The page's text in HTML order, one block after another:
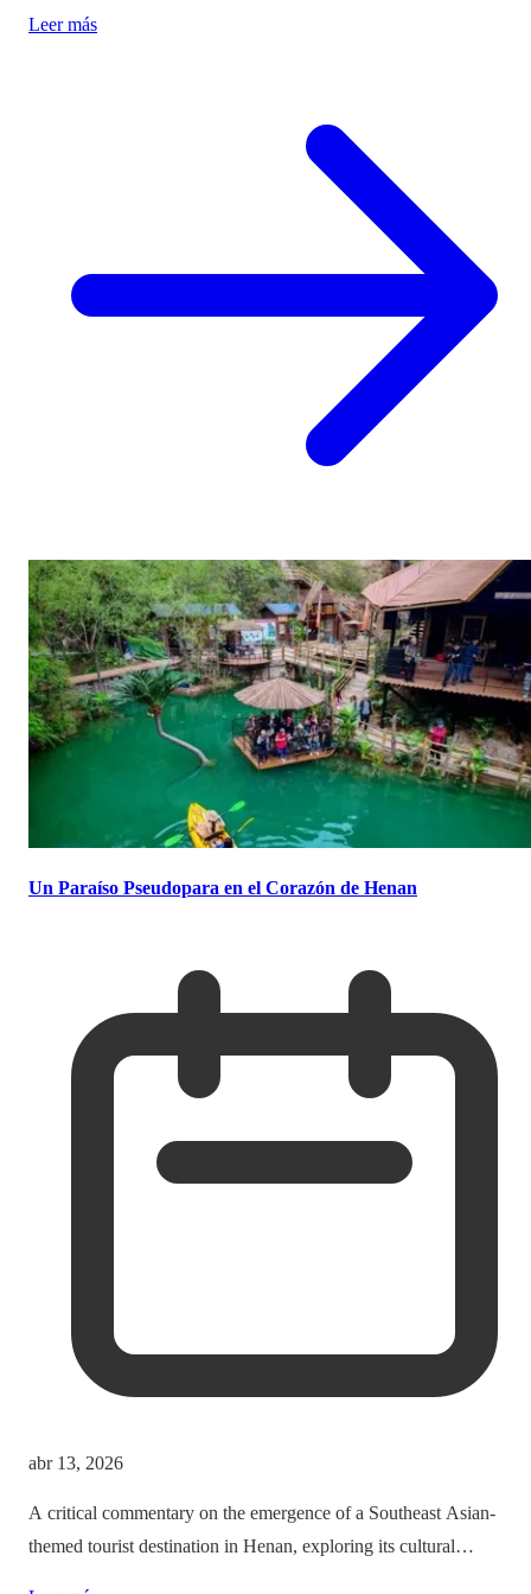
authenticity and cultural preservation amidst commercialization.
Leer más
Un Paraíso Pseudopara en el Corazón de Henan
abr 13, 2026
A critical commentary on the emergence of a Southeast Asian-
themed tourist destination in Henan, exploring its cultural